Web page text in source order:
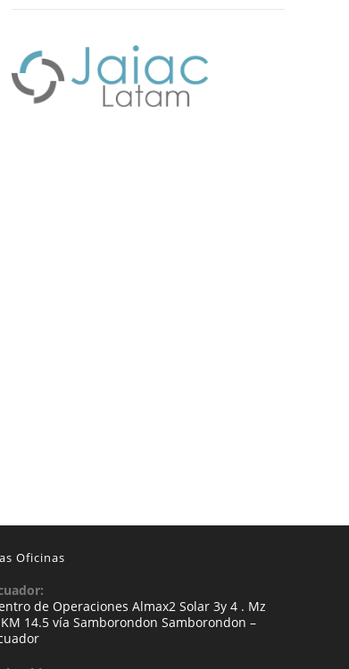
Oficinas
de Operaciones Almax2 Solar 3y 4 . Mz
14.5 vía Samborondon Samborondon –